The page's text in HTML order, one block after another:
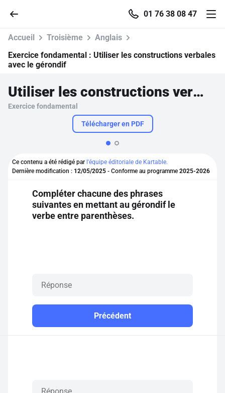
01 76 38 08 47
Parcourir
Se connecter
S'inscrire gratuitement
Pour profiter de 10 contenus offerts.
Accueil Troisième
Anglais
Exercice fondamental : Utiliser les constructions verbales
avec le gérondif
Utiliser les constructions verbales avec le gérondif
Exercice fondamental
Télécharger en PDF
Ce contenu a été rédigé par l'équipe éditoriale de Kartable.
Dernière modification : 12/05/2025 - Conforme au programme 2025-2026
Compléter chacune des phrases
suivantes en mettant au gérondif le
verbe entre parenthèses.
Précédent